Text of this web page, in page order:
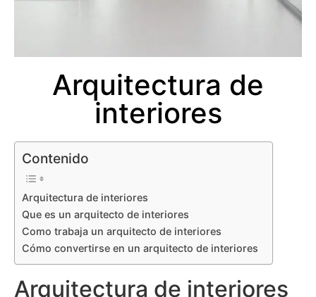
Arquitectura de
interiores
Contenido
Arquitectura de interiores
Que es un arquitecto de interiores
Como trabaja un arquitecto de interiores
Cómo convertirse en un arquitecto de interiores
Arquitectura de interiores